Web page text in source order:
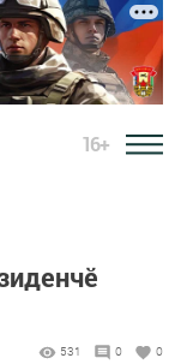
16+
531 0 0